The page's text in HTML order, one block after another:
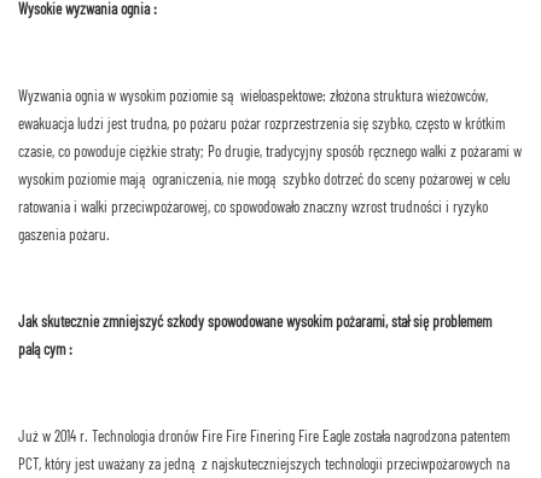
Wysokie wyzwania ognia :
Wyzwania ognia w wysokim poziomie są wieloaspektowe: złożona struktura wieżowców,
ewakuacja ludzi jest trudna, po pożaru pożar rozprzestrzenia się szybko, często w krótkim
czasie, co powoduje ciężkie straty; Po drugie, tradycyjny sposób ręcznego walki z pożarami w
wysokim poziomie mają ograniczenia, nie mogą szybko dotrzeć do sceny pożarowej w celu
ratowania i walki przeciwpożarowej, co spowodowało znaczny wzrost trudności i ryzyko
gaszenia pożaru.
Jak skutecznie zmniejszyć szkody spowodowane wysokim pożarami, stał się problemem
palącym :
Już w 2014 r. Technologia dronów Fire Fire Finering Fire Eagle została nagrodzona patentem
PCT, który jest uważany za jedną z najskuteczniejszych technologii przeciwpożarowych na